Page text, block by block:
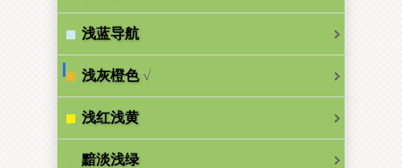
浅蓝导航
浅灰橙色√
浅红浅黄
黯淡浅绿